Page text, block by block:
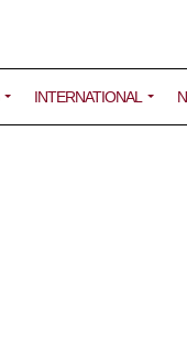
INTERNATIONAL